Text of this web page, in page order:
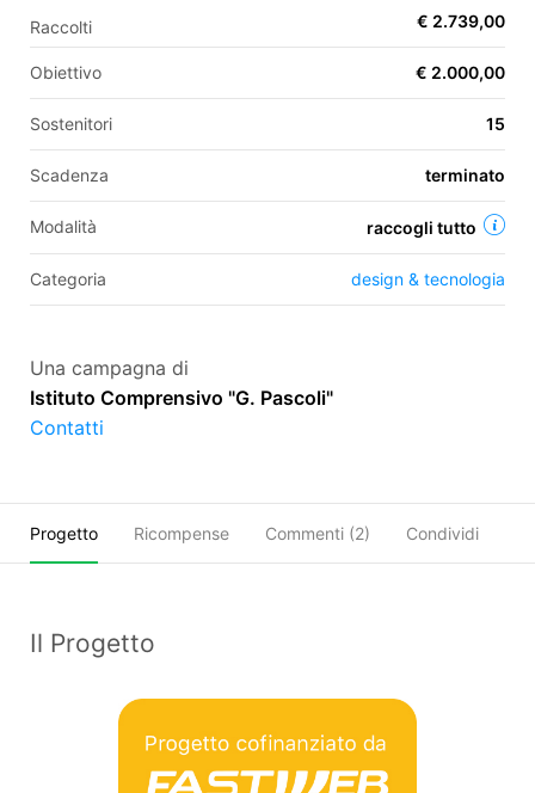
IT
ES
Raccolti € 2.739,00
Obiettivo € 2.000,00
Sostenitori 15
Scadenza terminato
Modalità raccogli tutto
Categoria design & tecnologia
Una campagna di
Istituto Comprensivo "G. Pascoli"
Contatti
Progetto Ricompense Commenti (2) Condividi
Il Progetto